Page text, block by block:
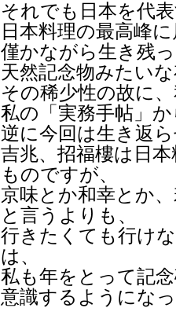
それでも日本を代
日本料理の最高峰
僅かながら生き残
天然記念物みたい
その稀少性の故に
私の「実務手帖」
逆に今回は生き返
吉兆、招福樓は日
ものですが、
京味とか和幸とか
と言うよりも、
行きたくても行け
は、
私も年をとって記
意識するようにな